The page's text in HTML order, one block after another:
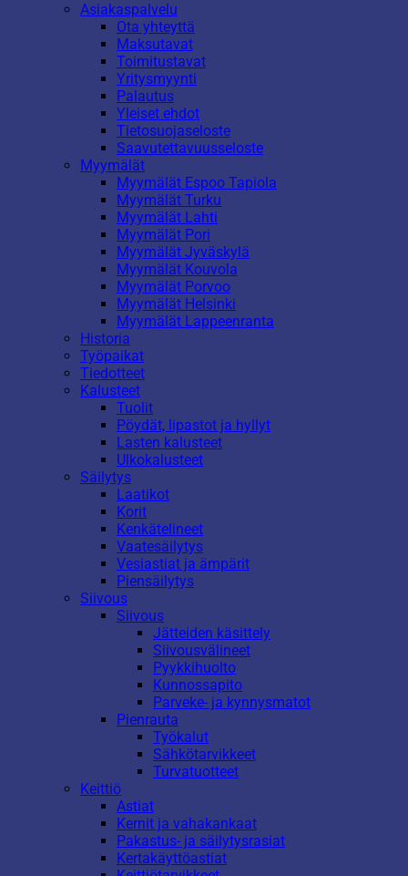
Asiakaspalvelu
Ota yhteyttä
Maksutavat
Toimitustavat
Yritysmyynti
Palautus
Yleiset ehdot
Tietosuojaseloste
Saavutettavuusseloste
Myymälät
Myymälät Espoo Tapiola
Myymälät Turku
Myymälät Lahti
Myymälät Pori
Myymälät Jyväskylä
Myymälät Kouvola
Myymälät Porvoo
Myymälät Helsinki
Myymälät Lappeenranta
Historia
Työpaikat
Tiedotteet
Kalusteet
Tuolit
Pöydät, lipastot ja hyllyt
Lasten kalusteet
Ulkokalusteet
Säilytys
Laatikot
Korit
Kenkätelineet
Vaatesäilytys
Vesiastiat ja ämpärit
Piensäilytys
Siivous
Siivous
Jätteiden käsittely
Siivousvälineet
Pyykkihuolto
Kunnossapito
Parveke- ja kynnysmatot
Pienrauta
Työkalut
Sähkötarvikkeet
Turvatuotteet
Keittiö
Astiat
Kernit ja vahakankaat
Pakastus- ja säilytysrasiat
Kertakäyttöastiat